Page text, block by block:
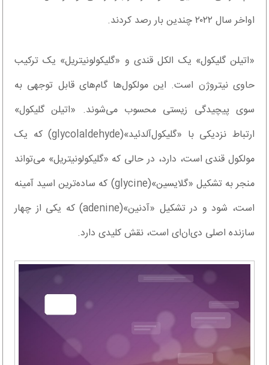
اواخر سال ۲۰۲۲ چندین بار رصد کردند.
«اتیلن گلیکول» یک الکل قندی و «گلیکولونیتریل» یک ترکیب
حاوی نیتروژن است. این مولکول‌ها گام‌های قابل توجهی به
سوی پیچیدگی زیستی محسوب می‌شوند. «اتیلن گلیکول»
ارتباط نزدیکی با «گلیکول‌آلدئید»(glycolaldehyde) که یک
مولکول قندی است، دارد، در حالی که «گلیکولونیتریل» می‌تواند
منجر به تشکیل «گلایسین»(glycine) که ساده‌ترین اسید آمینه
است، شود و در تشکیل «آدنین»(adenine) که یکی از چهار
سازنده اصلی دی‌ان‌ای است، نقش کلیدی دارد.